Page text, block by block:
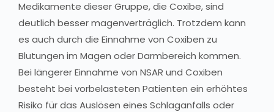
Medikamente dieser Gruppe, die Coxibe, sind
deutlich besser magenverträglich. Trotzdem kann
es auch durch die Einnahme von Coxiben zu
Blutungen im Magen oder Darmbereich kommen.
Bei längerer Einnahme von NSAR und Coxiben
besteht bei vorbelasteten Patienten ein erhöhtes
Risiko für das Auslösen eines Schlaganfalls oder